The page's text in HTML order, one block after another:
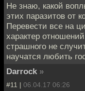
Не знаю, какой
этих паразитов от
Перевести все на
характер
страшного не
научатся любить
Darrock »
#11 | 06.04.17 06:26